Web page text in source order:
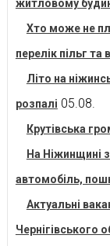
житловому
Хто може не
перелік пільг
Літо на
розпалі 05.08.
Крутівська
На Ніжинщині
автомобіль,
Актуальні
Чернігівського